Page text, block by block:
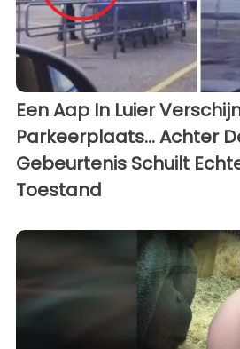
Een Aap In Luier
Parkeerplaats... Achter
Gebeurtenis Schuilt
Toestand